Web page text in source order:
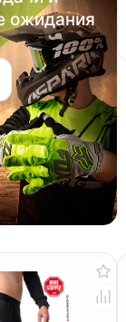
ожидания